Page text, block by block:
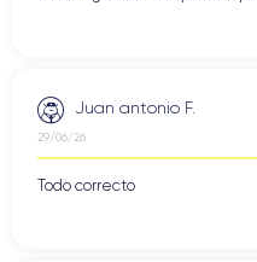
Juan antonio F.
29/06/26
Todo correcto